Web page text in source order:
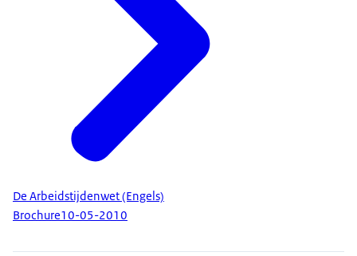
De Arbeidstijdenwet (Engels)
Brochure10-05-2010